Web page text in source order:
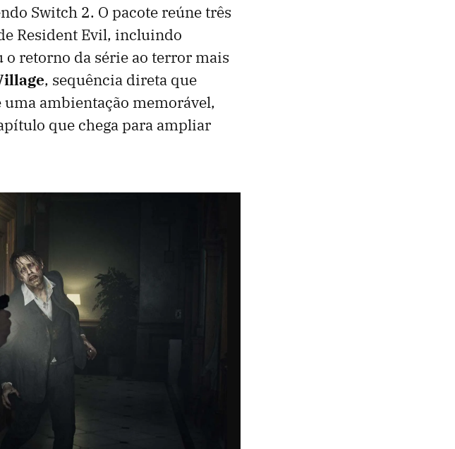
Switch 2. O pacote reúne três
Resident Evil, incluindo
o retorno da série ao terror mais
, sequência direta que
ambientação memorável,
que chega para ampliar